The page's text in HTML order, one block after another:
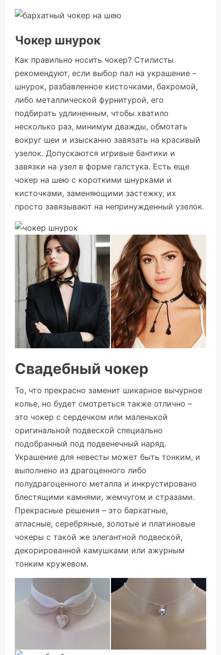
Чокер шнурок
Как правильно носить чокер? Стилисты
рекомендуют, если выбор пал на украшение –
шнурок, разбавленное кисточками, бахромой,
либо металлической фурнитурой, его
подбирать удлиненным, чтобы хватило
несколько раз, минимум дважды, обмотать
вокруг шеи и изысканно завязать на красивый
узелок. Допускаются игривые бантики и
завязки на узел в форме галстука. Есть еще
чокер на шею с короткими шнурками и
кисточками, заменяющими застежку, их
просто завязывают на непринужденный узелок.
Свадебный чокер
То, что прекрасно заменит шикарное вычурное
колье, но будет смотреться также отлично –
это чокер с сердечком или маленькой
оригинальной подвеской специально
подобранный под подвенечный наряд.
Украшение для невесты может быть тонким, и
выполнено из драгоценного либо
полудрагоценного металла и инкрустировано
блестящими камнями, жемчугом и стразами.
Прекрасные решения – это бархатные,
атласные, серебряные, золотые и платиновые
чокеры с такой же элегантной подвеской,
декорированной камушками или ажурным
тонким кружевом.